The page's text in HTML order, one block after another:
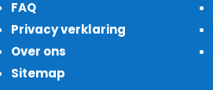
FAQ
Privacy verklaring
Over ons
Sitemap